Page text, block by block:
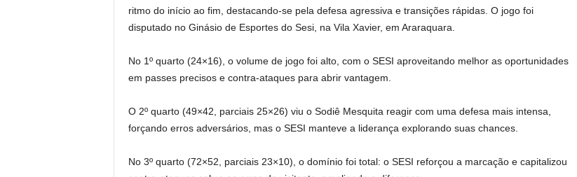
ritmo do início ao fim, destacando-se pela defesa agressiva e transições rápidas. O jogo foi
disputado no Ginásio de Esportes do Sesi, na Vila Xavier, em Araraquara.
No 1º quarto (24×16), o volume de jogo foi alto, com o SESI aproveitando melhor as oportunidades
em passes precisos e contra-ataques para abrir vantagem.
O 2º quarto (49×42, parciais 25×26) viu o Sodiê Mesquita reagir com uma defesa mais intensa,
forçando erros adversários, mas o SESI manteve a liderança explorando suas chances.
No 3º quarto (72×52, parciais 23×10), o domínio foi total: o SESI reforçou a marcação e capitalizou